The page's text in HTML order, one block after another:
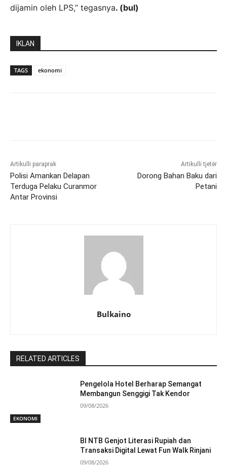
dijamin oleh LPS,” tegasnya. (bul)
IKLAN
TAGS ekonomi
Artikulli paraprak
Polisi Amankan Delapan
Terduga Pelaku Curanmor
Antar Provinsi
Artikulli tjetër
Dorong Bahan Baku dari
Petani
Bulkaino
RELATED ARTICLES
EKONOMI
Pengelola Hotel Berharap Semangat
Membangun Senggigi Tak Kendor
09/08/2026
BI NTB Genjot Literasi Rupiah dan
Transaksi Digital Lewat Fun Walk Rinjani
09/08/2026